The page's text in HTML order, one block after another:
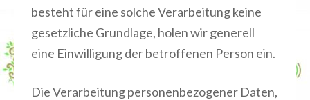
besteht für eine solche Verarbeitung keine
gesetzliche Grundlage, holen wir generell
eine Einwilligung der betroffenen Person ein.
Die Verarbeitung personenbezogener Daten,